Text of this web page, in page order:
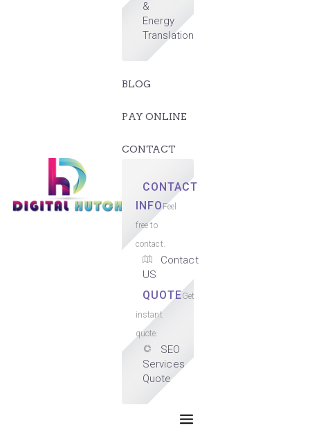
&
Energy
Translation
BLOG
PAY ONLINE
CONTACT
CONTACT
INFOFeel
free to
contact.
Contact
US
QUOTEGet
instant
quote.
SEO
Services
Quote